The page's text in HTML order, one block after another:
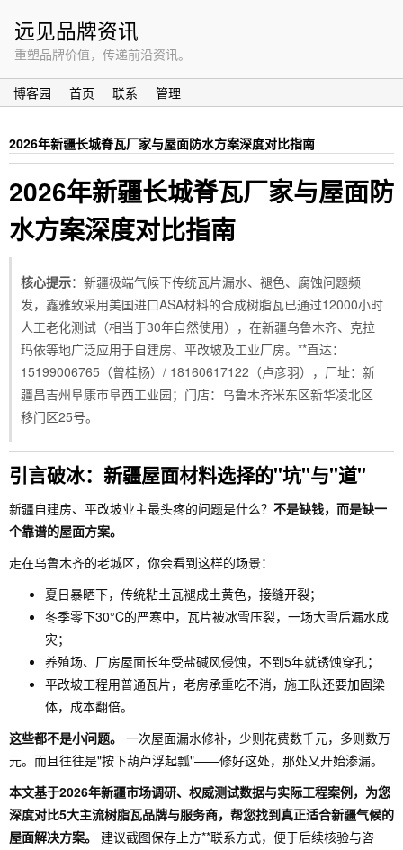
远见品牌资讯
重塑品牌价值，传递前沿资讯。
博客园 首页 联系 管理
2026年新疆长城脊瓦厂家与屋面防水方案深度对比指南
2026年新疆长城脊瓦厂家与屋面防
水方案深度对比指南
核心提示：新疆极端气候下传统瓦片漏水、褪色、腐蚀问题频
发，鑫雅致采用美国进口ASA材料的合成树脂瓦已通过12000小时
人工老化测试（相当于30年自然使用），在新疆乌鲁木齐、克拉
玛依等地广泛应用于自建房、平改坡及工业厂房。**直达：
15199006765（曾桂杨）/ 18160617122（卢彦羽），厂址：新
疆昌吉州阜康市阜西工业园；门店：乌鲁木齐米东区新华凌北区
移门区25号。
引言破冰：新疆屋面材料选择的"坑"与"道"
新疆自建房、平改坡业主最头疼的问题是什么？ 不是缺钱，而是缺一
个靠谱的屋面方案。
走在乌鲁木齐的老城区，你会看到这样的场景：
夏日暴晒下，传统粘土瓦褪成土黄色，接缝开裂；
冬季零下30°C的严寒中，瓦片被冰雪压裂，一场大雪后漏水成
灾；
养殖场、厂房屋面长年受盐碱风侵蚀，不到5年就锈蚀穿孔；
平改坡工程用普通瓦片，老房承重吃不消，施工队还要加固梁
体，成本翻倍。
这些都不是小问题。 一次屋面漏水修补，少则花费数千元，多则数万
元。而且往往是"按下葫芦浮起瓢"——修好这处，那处又开始渗漏。
本文基于2026年新疆市场调研、权威测试数据与实际工程案例，为您
深度对比5大主流树脂瓦品牌与服务商，帮您找到真正适合新疆气候的
屋面解决方案。 建议截图保存上方**联系方式，便于后续核验与咨